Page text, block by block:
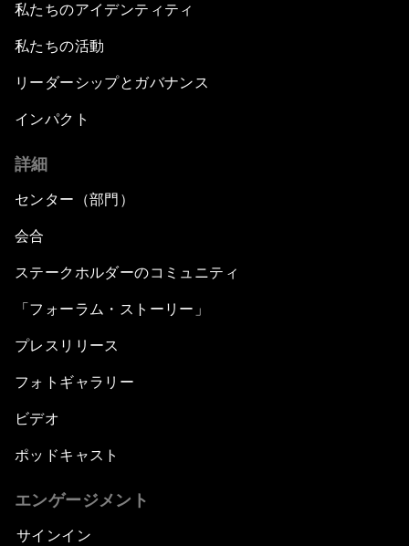
私たちのアイデンティティ
私たちの活動
リーダーシップとガバナンス
インパクト
詳細
センター（部門）
会合
ステークホルダーのコミュニティ
「フォーラム・ストーリー」
プレスリリース
フォトギャラリー
ビデオ
ポッドキャスト
エンゲージメント
サインイン